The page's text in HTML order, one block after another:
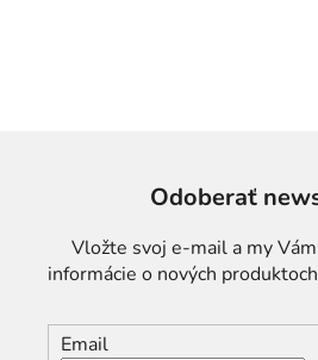
Odoberať
Vložte svoj e-mail a my
informácie o nových
Email